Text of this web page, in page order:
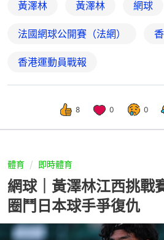
黃澤林 黃澤林 網球
法國網球公開賽（法網）
香港運動員戰報
8 0 0
體育 即時體育
網球｜黃澤林江西挑
圈鬥日本球手爭復仇